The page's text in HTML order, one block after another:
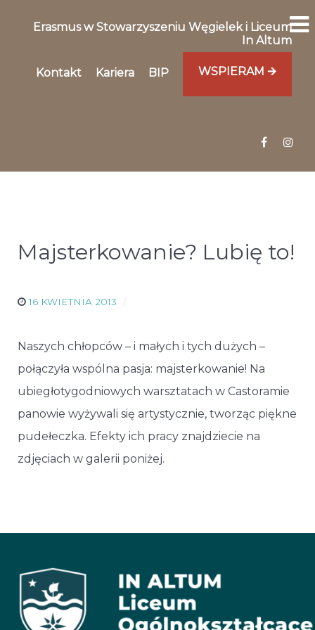
Erasmus w Stowarzyszeniu Węgielek i Liceum
In Altum
Kontakt Kariera BIP WSPIERAM 🡪
Majsterkowanie? Lubię to!
16 KWIETNIA 2013
Naszych chłopców – i małych i tych dużych –
połączyła wspólna pasja: majsterkowanie! Na
ubiegłotygodniowych warsztatach w Castoramie
panowie wyżywali się artystycznie, tworząc piękne
pudełeczka. Efekty ich pracy znajdziecie na
zdjęciach w galerii poniżej.